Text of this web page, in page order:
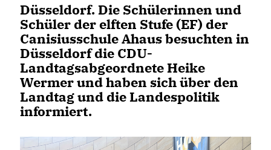
Düsseldorf. Die Schülerinnen und
Schüler der elften Stufe (EF) der
Canisiusschule Ahaus besuchten in
Düsseldorf die CDU-
Landtagsabgeordnete Heike
Wermer und haben sich über den
Landtag und die Landespolitik
informiert.